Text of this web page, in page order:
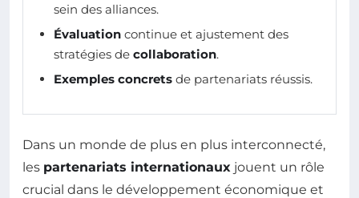
sein des alliances.
Évaluation continue et ajustement des
stratégies de collaboration.
Exemples concrets de partenariats réussis.
Dans un monde de plus en plus interconnecté,
les partenariats internationaux jouent un rôle
crucial dans le développement économique et